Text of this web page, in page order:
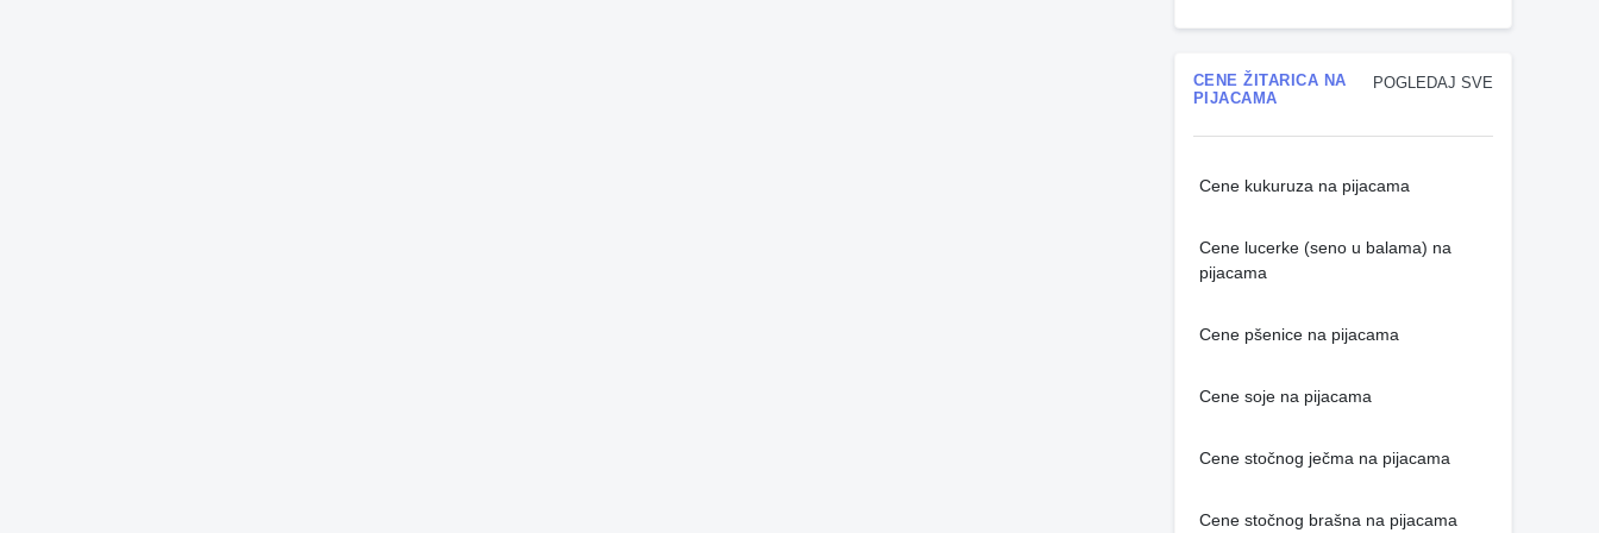
POGLEDAJ SVE
CENE ŽITARICA NA
PIJACAMA
Cene kukuruza na pijacama
Cene lucerke (seno u balama) na
pijacama
Cene pšenice na pijacama
Cene soje na pijacama
Cene stočnog ječma na pijacama
Cene stočnog brašna na pijacama